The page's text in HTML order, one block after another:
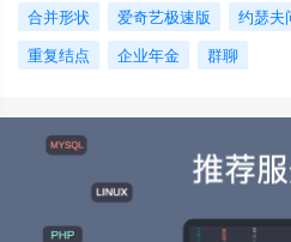
合并形状
爱奇艺极速版 约瑟夫
重复结点
企业年金 群聊